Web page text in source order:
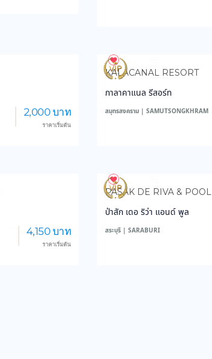
2,000 บาท
ราคาเริ่มต้น
3,412
KALACANAL RESORT
กาลาคาแนล รีสอร์ท
สมุทรสงคราม | SAMUTSONGKHRAM
4,150 บาท
ราคาเริ่มต้น
3,827
PASAK DE RIVA & POOL
ป่าสัก เดอ ริว่า แอนด์ พูล
สระบุรี | SARABURI